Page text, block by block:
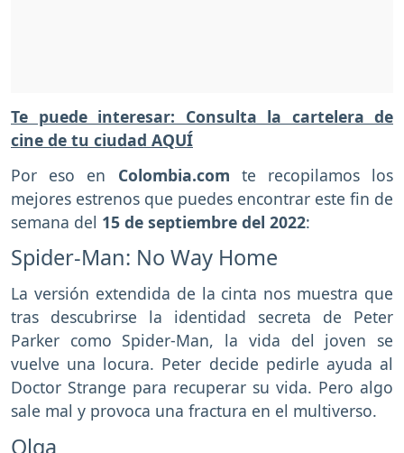
Te puede interesar: Consulta la cartelera de
cine de tu ciudad AQUÍ
Por eso en Colombia.com te recopilamos los
mejores estrenos que puedes encontrar este fin de
semana del 15 de septiembre del 2022:
Spider-Man: No Way Home
La versión extendida de la cinta nos muestra que
tras descubrirse la identidad secreta de Peter
Parker como Spider-Man, la vida del joven se
vuelve una locura. Peter decide pedirle ayuda al
Doctor Strange para recuperar su vida. Pero algo
sale mal y provoca una fractura en el multiverso.
Olga